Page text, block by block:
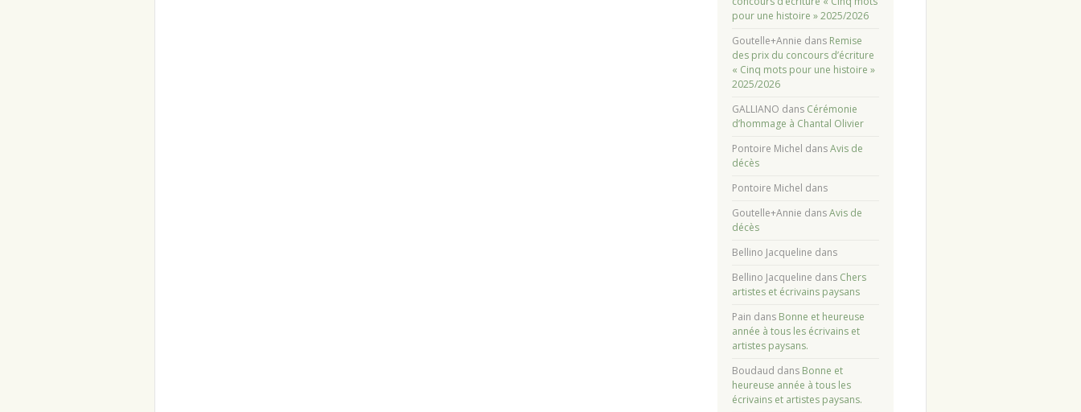
pour une histoire » 2025/2026
Goutelle+Annie dans Remise
des prix du concours d’écriture
« Cinq mots pour une histoire »
2025/2026
GALLIANO dans Cérémonie
d’hommage à Chantal Olivier
Pontoire Michel dansAvis de
décès
Pontoire Michel dans
Goutelle+Annie dansAvis de
décès
Bellino Jacqueline dans
Bellino Jacqueline dans Chers
artistes et écrivains paysans
Pain dans Bonne et heureuse
année à tous les écrivains et
artistes paysans.
Boudaud dans Bonne et
heureuse année à tous les
écrivains et artistes paysans.